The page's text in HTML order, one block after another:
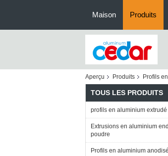
Maison Produits
Aperçu Produits Profils
TOUS LES PRODUITS
profils en aluminium extrudé
Extrusions en aluminium
poudre
Profils en aluminium